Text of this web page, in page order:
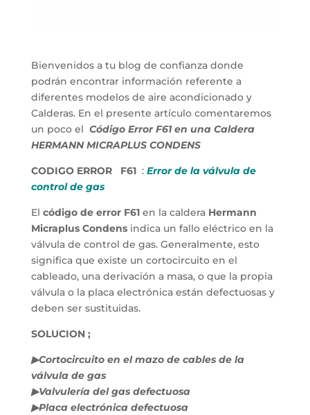
Bienvenidos a tu blog de confianza donde
podrán encontrar información referente a
diferentes modelos de aire acondicionado y
Calderas. En el presente artículo comentaremos
un poco el Código Error F61 en una Caldera
HERMANN MICRAPLUS CONDENS
CODIGO ERROR F61 :Error de la válvula de
control de gas
El código de error F61en la caldera Hermann
Micraplus Condensindica un fallo eléctrico en la
válvula de control de gas. Generalmente, esto
significa que existe un cortocircuito en el
cableado, una derivación a masa, o que la propia
válvula o la placa electrónica están defectuosas y
deben ser sustituidas.
SOLUCION ;
▶Cortocircuito en el mazo de cables de la
válvula de gas
▶Valvulería del gas defectuosa
▶Placa electrónica defectuosa